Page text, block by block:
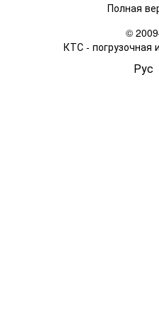
Полная
©
КТС - погрузочная
Рус